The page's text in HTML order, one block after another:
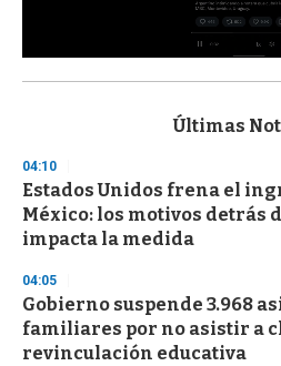
s
d
s
o
f
3
s
e
c
o
n
Últimas
04:10
Estados Unidos frena el
México: los motivos detrás
impacta la medida
04:05
Gobierno suspende 3.968
familiares por no asistir a
revinculación educativa